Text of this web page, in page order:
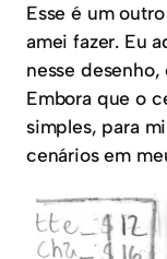
Esse é um
amei fazer. Eu
nesse
Embora que o
simples, para
cenários em